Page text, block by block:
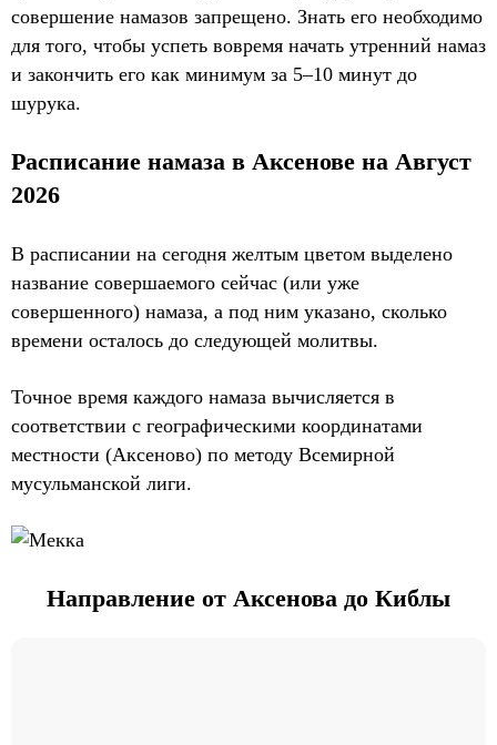
совершение намазов запрещено. Знать его необходимо
для того, чтобы успеть вовремя начать утренний намаз
и закончить его как минимум за 5–10 минут до
шурука.
Расписание намаза в Аксенове на Август
2026
В расписании на сегодня желтым цветом выделено
название совершаемого сейчас (или уже
совершенного) намаза, а под ним указано, сколько
времени осталось до следующей молитвы.
Точное время каждого намаза вычисляется в
соответствии с географическими координатами
местности (Аксеново) по методу Всемирной
мусульманской лиги.
Направление от Аксенова до Киблы